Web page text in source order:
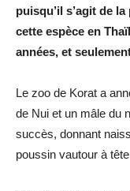
puisqu’il s’agit de
cette espèce en
années, et
Le zoo de Korat a
de Nui et un mâle du
succès, donnant
poussin vautour à